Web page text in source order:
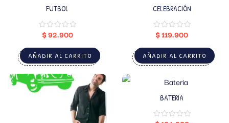
FUTBOL
$92.900
AÑADIR AL CARRITO
CELEBRACIÓN
$119.900
AÑADIR AL CARRITO
BATERIA